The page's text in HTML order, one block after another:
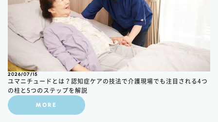
2026/07/15
ユマニチュードとは？認知症ケアの技法で介護現場でも注目される4つ
の柱と5つのステップを解説
MORE